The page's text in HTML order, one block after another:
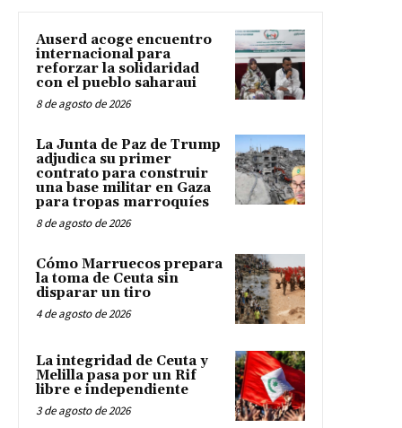
Auserd acoge encuentro
internacional para
reforzar la solidaridad
con el pueblo saharaui
8 de agosto de 2026
La Junta de Paz de Trump
adjudica su primer
contrato para construir
una base militar en Gaza
para tropas marroquíes
8 de agosto de 2026
Cómo Marruecos prepara
la toma de Ceuta sin
disparar un tiro
4 de agosto de 2026
La integridad de Ceuta y
Melilla pasa por un Rif
libre e independiente
3 de agosto de 2026